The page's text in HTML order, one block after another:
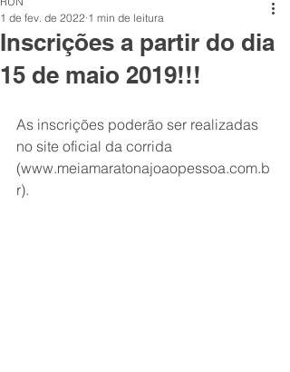
Inscrições a partir do dia
15 de maio 2019!!!
1 de fev. de 2022 1 min de leitura
As inscrições poderão ser realizadas
no site oficial da corrida
(www.meiamaratonajoaopessoa.com.b
r).